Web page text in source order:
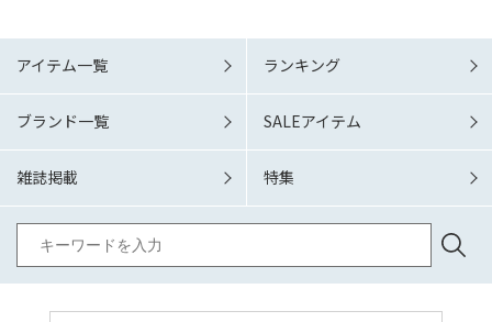
アイテム一覧 ランキング
ブランド一覧 SALEアイテム
雑誌掲載 特集